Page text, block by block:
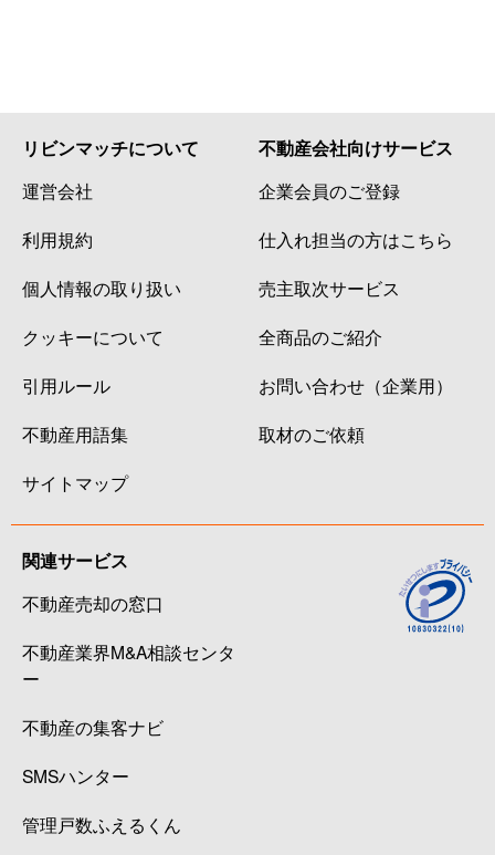
リビンマッチについて
運営会社
利用規約
個人情報の取り扱い
クッキーについて
引用ルール
不動産用語集
サイトマップ
不動産会社向けサービス
企業会員のご登録
仕入れ担当の方はこちら
売主取次サービス
全商品のご紹介
お問い合わせ（企業用）
取材のご依頼
関連サービス
不動産売却の窓口
不動産業界M&A相談センタ
ー
不動産の集客ナビ
SMSハンター
管理戸数ふえるくん